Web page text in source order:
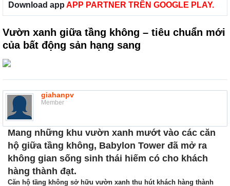
Download app APP PARTNER TRÊN GOOGLE PLAY.
Vườn xanh giữa tầng không – tiêu chuẩn mới
của bất động sản hạng sang
giahanpv
Member
Mang những khu vườn xanh mướt vào các căn
hộ giữa tầng không, Babylon Tower đã mở ra
không gian sống sinh thái hiếm có cho khách
hàng thành đạt.
Căn hộ tầng không sở hữu vườn xanh thu hút khách hàng thành